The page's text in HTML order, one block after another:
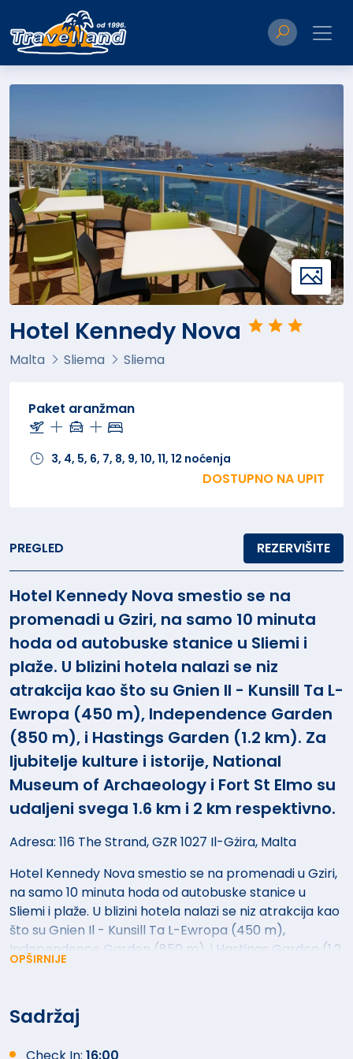
Paket aranžman
3, 4, 5, 6, 7, 8, 9, 10, 11, 12 noćenja
DOSTUPNO NA UPIT
Hotel Kennedy Nova
Malta Sliema Sliema
PREGLED REZERVIŠITE
Hotel Kennedy Nova smestio se na
promenadi u Gziri, na samo 10 minuta
hoda od autobuske stanice u Sliemi i
plaže. U blizini hotela nalazi se niz
atrakcija kao što su Gnien Il - Kunsill Ta L-
Ewropa (450 m), Independence Garden
(850 m), i Hastings Garden (1.2 km). Za
ljubitelje kulture i istorije, National
Museum of Archaeology i Fort St Elmo su
udaljeni svega 1.6 km i 2 km respektivno.
Adresa: 116 The Strand, GZR 1027 Il-Gżira, Malta
Hotel Kennedy Nova smestio se na promenadi u Gziri,
na samo 10 minuta hoda od autobuske stanice u
Sliemi i plaže. U blizini hotela nalazi se niz atrakcija kao
što su Gnien Il - Kunsill Ta L-Ewropa (450 m),
Independence Garden (850 m), i Hastings Garden (1.2
km). Za ljubitelje kulture i istorije, National Museum of
km respektivno. Najbliži aerodrom, Malta International
Airport, udaljen je 5 km od hotela. Sadržaji hotela:
OPŠIRNIJE
Sadržaj